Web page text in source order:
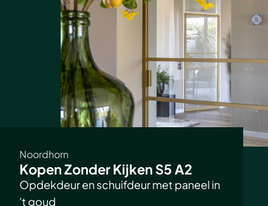
Noordhorn
Kopen Zonder Kijken S5 A2
Opdekdeur en schuifdeur met paneel in
't goud